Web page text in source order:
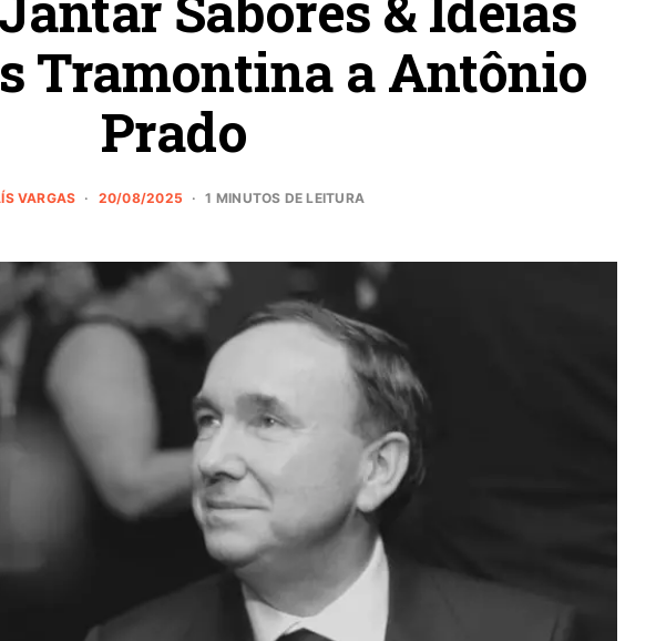
Tramontina a Antônio
Prado
VARGAS 20/08/2025 1 MINUTOS DE LEITURA